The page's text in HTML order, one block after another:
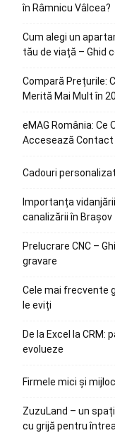
în Râmnicu Vâlcea?
Cum alegi un
tău de viață – Ghid
Compară Prețurile:
Merită Mai Mult în
eMAG România: Ce
Accesează Contact
Cadouri
Importanța
canalizării în Brașov
Prelucrare CNC –
gravare
Cele mai frecvente
le eviți
De la Excel la
evolueze
Firmele mici și
ZuzuLand – un
cu grijă pentru